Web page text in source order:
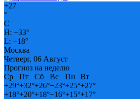
+27
°
C
H: +33°
L: +18°
Москва
Четверг, 06 Август
Прогноз на неделю
Ср
Пт Сб Вс Пн
Вт
+29°+32°+26°+23°+25°+27°
+18°+20°+18°+16°+15°+17°